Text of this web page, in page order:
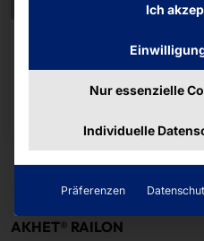
AKHET® INDUSTRIE PC
Motion Pro
AKHET® RAILON
Ich
Nur essenzielle
Individuelle
Präferenzen